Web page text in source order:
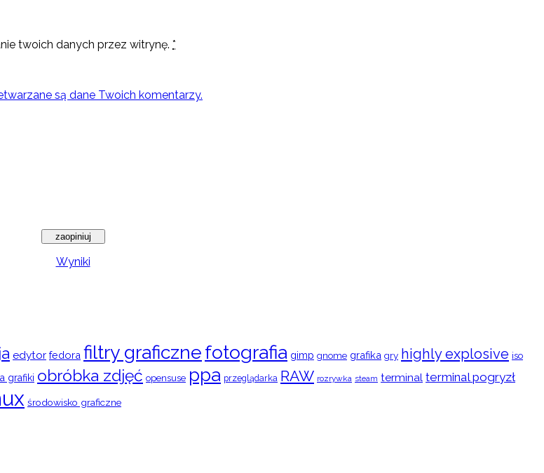
twoich danych przez witrynę. *
są dane Twoich komentarzy.
Wyniki
edytor fedora filtry graficznefotografia gimp gnome grafika gry highly explosive iso
grafiki obróbka zdjęć opensuse ppa przeglądarka RAW rozrywka steam terminal terminal pogryzł
środowisko graficzne